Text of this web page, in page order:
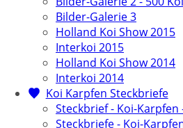
Bilder-Galerie 3
Holland Koi Show 2015
Interkoi 2015
Holland Koi Show 2014
Interkoi 2014
Koi Karpfen Steckbriefe
Steckbrief - Koi-Karpfen
Steckbriefe - Koi-